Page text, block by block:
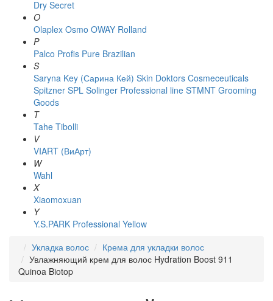
Dry Secret
O
Olaplex Osmo OWAY Rolland
P
Palco Profis Pure Brazilian
S
Saryna Key (Сарина Кей) Skin Doktors Cosmeceuticals
Spitzner SPL Solinger Professional line STMNT Grooming
Goods
T
Tahe Tibolli
V
VIART (ВиАрт)
W
Wahl
X
Xiaomoxuan
Y
Y.S.PARK Professional Yellow
Укладка волос
Крема для укладки волос
Увлажняющий крем для волос Hydration Boost 911
Quinoa Biotop